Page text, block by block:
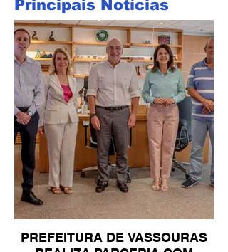
Principais Notícias
PREFEITURA DE VASSOURAS